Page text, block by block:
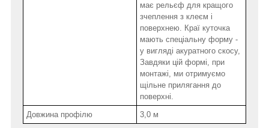
має рельєф для кращого
зчеплення з клеєм і
поверхнею. Краї куточка
мають спеціальну форму -
у вигляді акуратного скосу,
Завдяки цій формі, при
монтажі, ми отримуємо
щільне прилягання до
поверхні.
Довжина профілю
3,0 м